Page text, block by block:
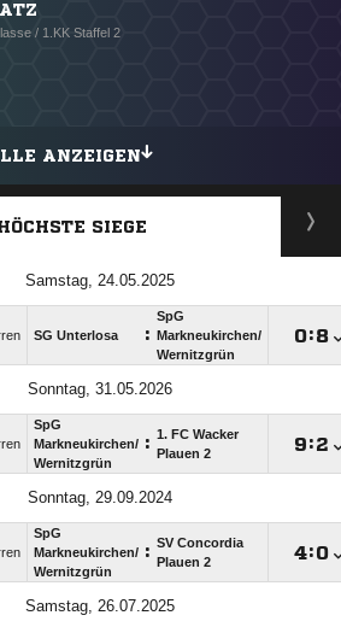
/ 1.KK Staffel 2
ANZEIGEN
SIEGE
Samstag, 24.05.2025
SG Unterlosa :
SpG
Markneukirchen/​
Wernitzgrün
:
Sonntag, 31.05.2026
SpG
Markneukirchen/​
Wernitzgrün
: 1. FC Wacker
Plauen 2
:
Sonntag, 29.09.2024
SpG
Markneukirchen/​
Wernitzgrün
: SV Concordia
Plauen 2
:
Samstag, 26.07.2025